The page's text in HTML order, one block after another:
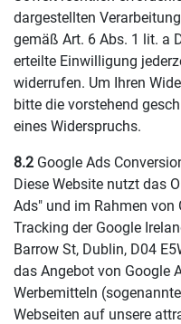
dargestellten
gemäß Art. 6 Abs. 1 lit. a
erteilte Einwilligung
widerrufen. Um Ihren
bitte die vorstehend
eines Widerspruchs.
8.2 Google Ads
Diese Website nutzt das
Ads" und im Rahmen von
Tracking der Google
Barrow St, Dublin, D04
das Angebot von Google
Werbemitteln
Webseiten auf unsere